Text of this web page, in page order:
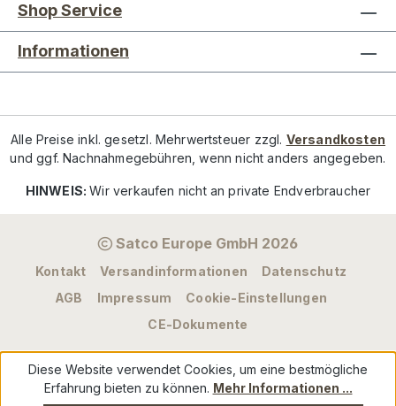
Shop Service
Informationen
Alle Preise inkl. gesetzl. Mehrwertsteuer zzgl. Versandkosten
und ggf. Nachnahmegebühren, wenn nicht anders angegeben.
HINWEIS:Wir verkaufen nicht an private Endverbraucher
Satco Europe GmbH 2026
Kontakt Versandinformationen
Datenschutz
AGB
Impressum
Cookie-Einstellungen
CE-Dokumente
Diese Website verwendet Cookies, um eine bestmögliche
Erfahrung bieten zu können. Mehr Informationen ...